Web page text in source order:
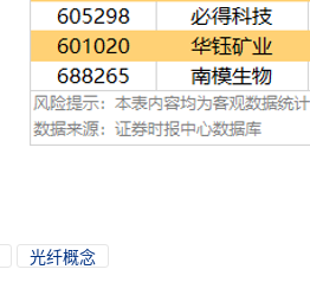
光纤概念